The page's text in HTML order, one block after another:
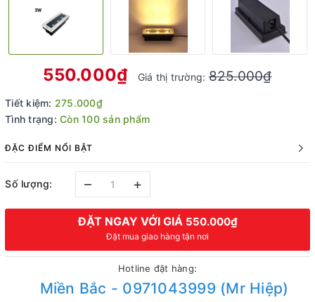
550.000₫ Giá thị trường:825.000₫
Tiết kiệm: 275.000₫
Tình trạng: Còn 100 sản phẩm
ĐẶC ĐIỂM NỔI BẬT
Số lượng: – +
ĐẶT NGAY VỚI GIÁ 550.000₫
Đặt mua giao hàng tận nơi
Hotline đặt hàng:
Miền Bắc - 0971043999 (Mr Hiệp)